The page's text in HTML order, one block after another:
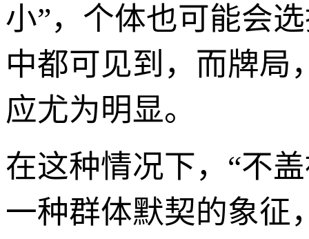
小”，个体也可能会
中都可见到，而牌局
应尤为明显。
在这种情况下，“不
一种群体默契的象征